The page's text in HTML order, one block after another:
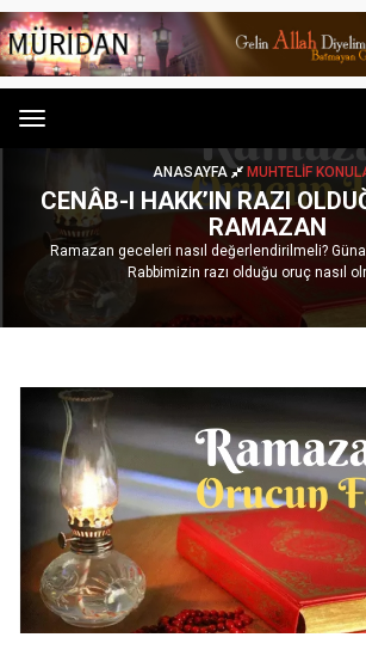
Menu
ANASAYFA MUHTELIF
CENÂB-I HAKK’IN RAZI
RAMAZAN
Ramazan geceleri nasıl değerlendirilmeli?
Rabbimizin razı olduğu oruç nasıl